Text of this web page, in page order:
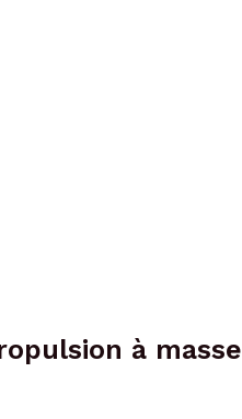
à masse